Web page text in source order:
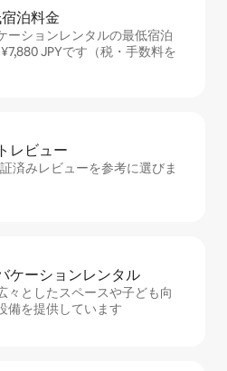
泊⁠料⁠金
ーションレンタルの最低宿泊
JPYです（税・手数料を
レ⁠ビ⁠ュ⁠ー
済みレビューを参考に選びま
ケ⁠ー⁠シ⁠ョ⁠ンレ⁠ン⁠タ⁠ル
々としたスペースや子ども向
備を提供しています